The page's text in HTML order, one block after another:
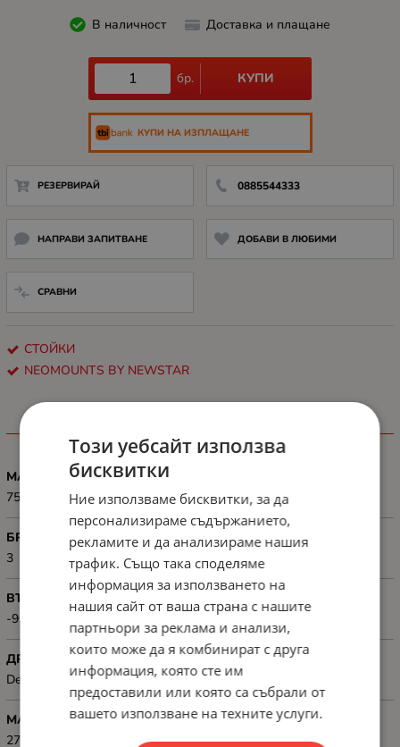
В наличност Доставка и плащане
бр. КУПИ
КУПИ НА ИЗПЛАЩАНЕ
РЕЗЕРВИРАЙ 0885544333
НАПРАВИ ЗАПИТВАНЕ ДОБАВИ В ЛЮБИМИ
СРАВНИ
СТОЙКИ
NEOMOUNTS BY NEWSTAR
ХАРАКТЕРИСТИКИ
MAX VESA РАЗМЕР, MM
75x75 - 100x100
БРОЙ ДИСПЛЕИ
3
ВЪРТЕНЕ
-90° ~ 90°
ДРУГИ
Desk mount: Grommet, Clamp
МАКСИМАЛЕН РАЗМЕР НА ЕКРАНА, INCH
27" (68.6 cm)
Този уебсайт използва
бисквитки
Ние използваме бисквитки, за да
персонализираме съдържанието,
рекламите и да анализираме нашия
трафик. Също така споделяме
информация за използването на
нашия сайт от ваша страна с нашите
партньори за реклама и анализи,
които може да я комбинират с друга
информация, която сте им
предоставили или която са събрали от
вашето използване на техните услуги.